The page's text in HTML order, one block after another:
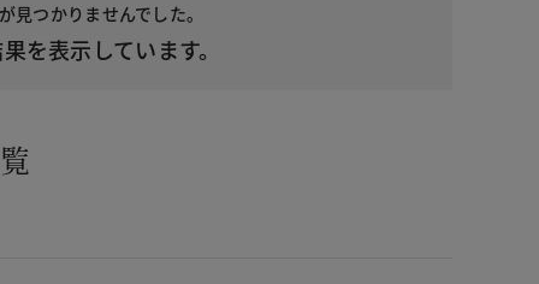
見つかりませんでした。
を表示しています。